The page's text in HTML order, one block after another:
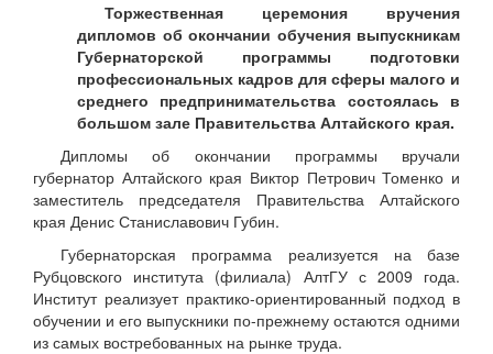
Торжественная церемония вручения
дипломов об окончании обучения выпускникам
Губернаторской программы подготовки
профессиональных кадров для сферы малого и
среднего предпринимательства состоялась в
большом зале Правительства Алтайского края.
Дипломы об окончании программы вручали
губернатор Алтайского края Виктор Петрович Томенко и
заместитель председателя Правительства Алтайского
края Денис Станиславович Губин.
Губернаторская программа реализуется на базе
Рубцовского института (филиала) АлтГУ с 2009 года.
Институт реализует практико-ориентированный подход в
обучении и его выпускники по-прежнему остаются одними
из самых востребованных на рынке труда.